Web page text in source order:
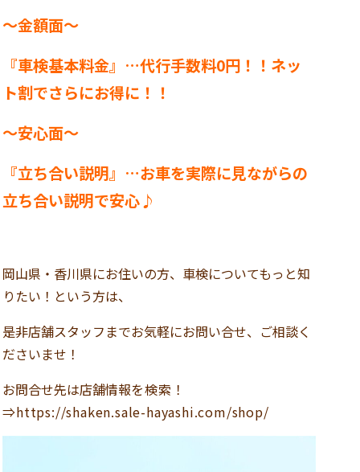
～金額面～
『車検基本料金』…代行手数料0円！！ネッ
ト割でさらにお得に！！
～安心面～
『立ち合い説明』…お車を実際に見ながらの
立ち合い説明で安心♪
岡山県・香川県にお住いの方、車検についてもっと知
りたい！という方は、
是非店舗スタッフまでお気軽にお問い合せ、ご相談く
ださいませ！
お問合せ先は店舗情報を検索！
⇒https://shaken.sale-hayashi.com/shop/